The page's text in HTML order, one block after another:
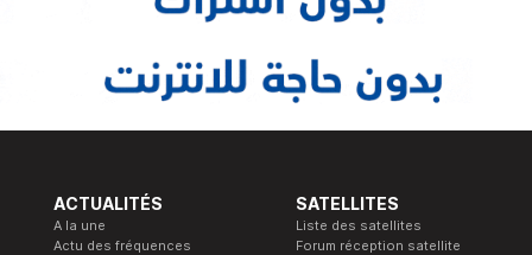
ACTUALITÉS
A la une
Actu des fréquences
SATELLITES
Liste des satellites
Forum réception satellite